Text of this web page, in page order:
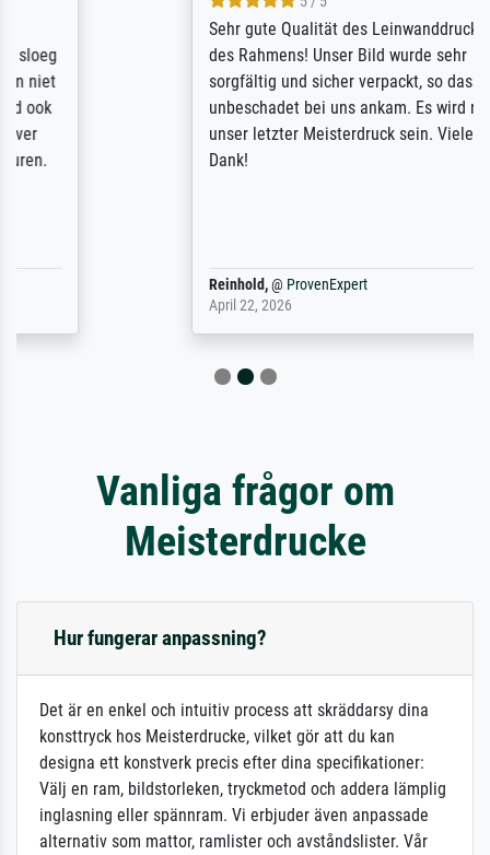
Sehr gute Qualität des Leinwanddrucks und
des Rahmens! Unser Bild wurde sehr
sorgfältig und sicher verpackt, so dass es
unbeschadet bei uns ankam. Es wird nicht
unser letzter Meisterdruck sein. Vielen
ProvenExpert
Vanliga frågor om
Meisterdrucke
Hur fungerar anpassning?
Det är en enkel och intuitiv process att skräddarsy dina
konsttryck hos Meisterdrucke, vilket gör att du kan
designa ett konstverk precis efter dina specifikationer:
Välj en ram, bildstorleken, tryckmetod och addera lämplig
inglasning eller spännram. Vi erbjuder även anpassade
alternativ som mattor, ramlister och avståndslister. Vår